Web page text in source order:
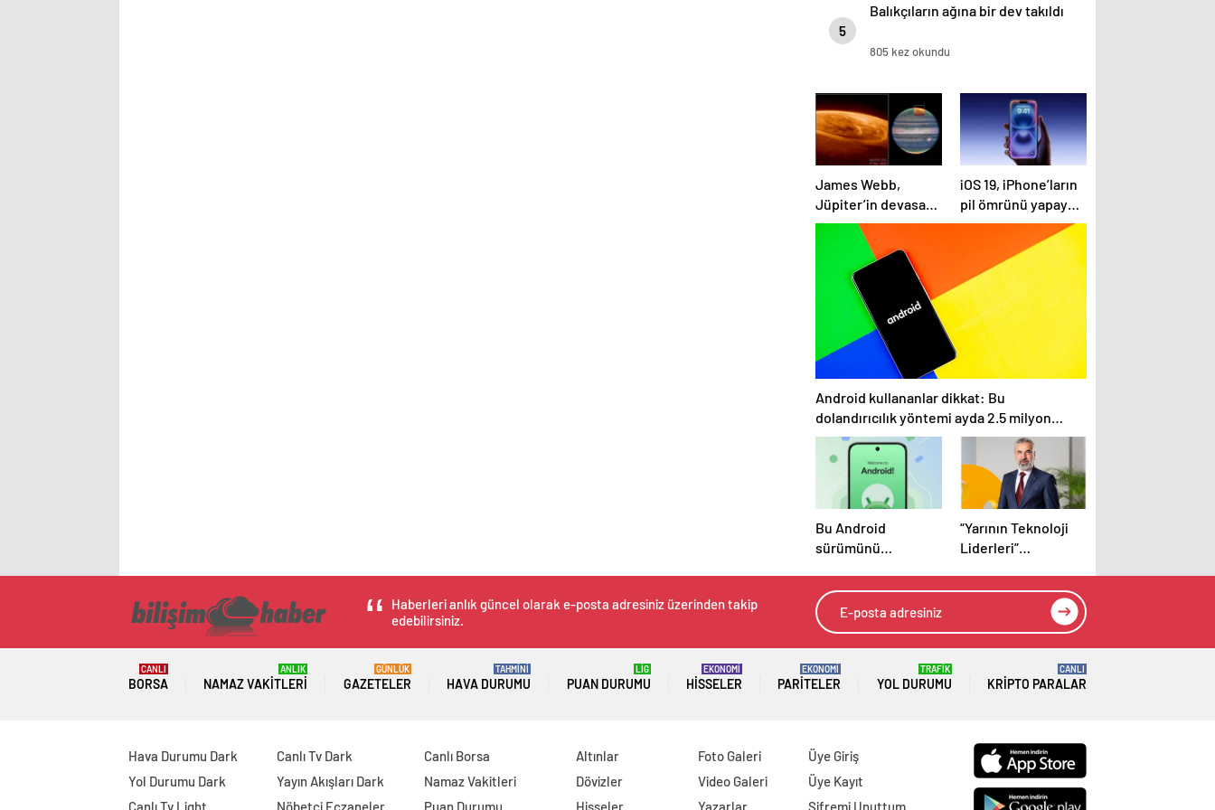
5
Balıkçıların ağına bir dev takıldı
805 kez okundu
James Webb,
Jüpiter’in devasa
mega auroralarını
görüntüledi
iOS 19, iPhone’ların
pil ömrünü yapay
zeka ile artıracak
Android kullananlar dikkat: Bu
dolandırıcılık yöntemi ayda 2.5 milyon
kullanıcıyı etkiliyor
Bu Android
sürümünü
Yeni telefon almanız
gerekebilir
“Yarının Teknoloji
Liderleri”
başvurular devam
Haberleri anlık güncel olarak e-posta adresiniz üzerinden takip
edebilirsiniz.
BORSA
CANLI
NAMAZ VAKITLERI
ANLIK
GAZETELER
GÜNLÜK
HAVA DURUMU
TAHMİNİ
PUAN DURUMU
LİG
HISSELER
EKONOMİ
PARITELER
EKONOMİ
YOL DURUMU
TRAFİK
KRIPTO PARALAR
CANLI
Hava Durumu Dark
Yol Durumu Dark
Canlı Tv Light
Canlı Tv Dark
Yayın Akışları Dark
Nöbetçi Eczaneler
Canlı Borsa
Namaz Vakitleri
Puan Durumu
Altınlar
Dövizler
Hisseler
Foto Galeri
Video Galeri
Yazarlar
Üye Giriş
Üye Kayıt
Şifremi Unuttum